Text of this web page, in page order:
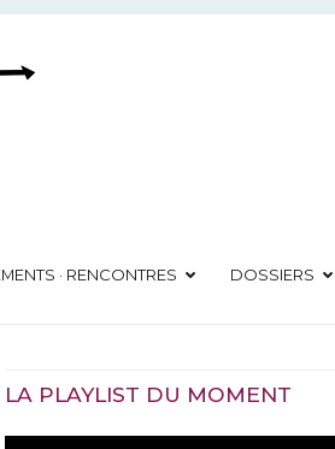
· RENCONTRES DOSSIERS
LA PLAYLIST DU MOMENT